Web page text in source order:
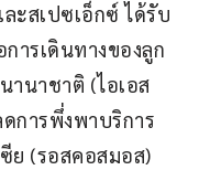
ะสเปซเอ็กซ์ ได้รับ
ารเดินทางของลูก
านาชาติ (ไอเอส
การพึ่งพาบริการ
ย (รอสคอสมอส)